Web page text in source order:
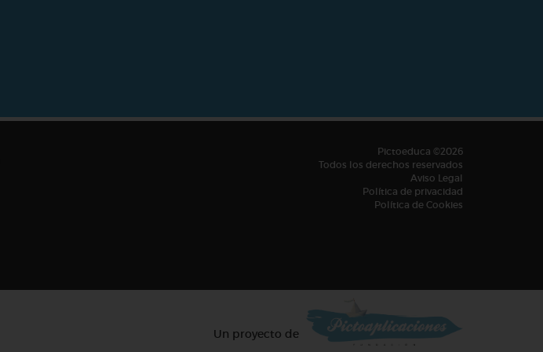
Pictoeduca ©2026
Todos los derechos reservados
Aviso Legal
Política de privacidad
Política de Cookies
Un proyecto de